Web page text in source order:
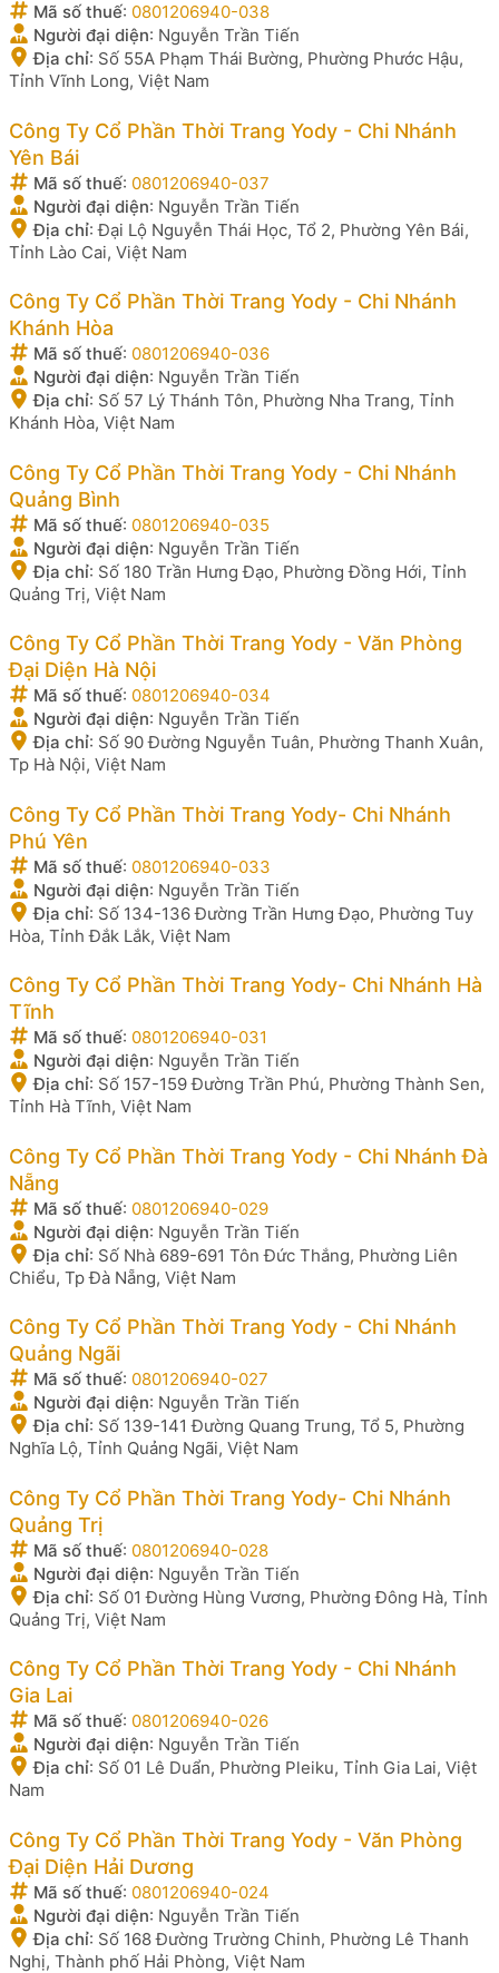
Mã số thuế: 0801206940-038
Người đại diện: Nguyễn Trần Tiến
Địa chỉ: Số 55A Phạm Thái Bường, Phường Phước Hậu,
Tỉnh Vĩnh Long, Việt Nam
Công Ty Cổ Phần Thời Trang Yody - Chi Nhánh
Yên Bái
Mã số thuế: 0801206940-037
Người đại diện: Nguyễn Trần Tiến
Địa chỉ:Đại Lộ Nguyễn Thái Học, Tổ 2, Phường Yên Bái,
Tỉnh Lào Cai, Việt Nam
Công Ty Cổ Phần Thời Trang Yody - Chi Nhánh
Khánh Hòa
Mã số thuế: 0801206940-036
Người đại diện: Nguyễn Trần Tiến
Địa chỉ: Số 57 Lý Thánh Tôn, Phường Nha Trang, Tỉnh
Khánh Hòa, Việt Nam
Công Ty Cổ Phần Thời Trang Yody - Chi Nhánh
Quảng Bình
Mã số thuế: 0801206940-035
Người đại diện: Nguyễn Trần Tiến
Địa chỉ: Số 180 Trần Hưng Đạo, Phường Đồng Hới, Tỉnh
Quảng Trị, Việt Nam
Công Ty Cổ Phần Thời Trang Yody - Văn Phòng
Đại Diện Hà Nội
Mã số thuế: 0801206940-034
Người đại diện: Nguyễn Trần Tiến
Địa chỉ: Số 90 Đường Nguyễn Tuân, Phường Thanh Xuân,
Tp Hà Nội, Việt Nam
Công Ty Cổ Phần Thời Trang Yody- Chi Nhánh
Phú Yên
Mã số thuế: 0801206940-033
Người đại diện: Nguyễn Trần Tiến
Địa chỉ: Số 134-136 Đường Trần Hưng Đạo, Phường Tuy
Hòa, Tỉnh Đắk Lắk, Việt Nam
Công Ty Cổ Phần Thời Trang Yody- Chi Nhánh Hà
Tĩnh
Mã số thuế: 0801206940-031
Người đại diện: Nguyễn Trần Tiến
Địa chỉ: Số 157-159 Đường Trần Phú, Phường Thành Sen,
Tỉnh Hà Tĩnh, Việt Nam
Công Ty Cổ Phần Thời Trang Yody - Chi Nhánh Đà
Nẵng
Mã số thuế: 0801206940-029
Người đại diện: Nguyễn Trần Tiến
Địa chỉ: Số Nhà 689-691 Tôn Đức Thắng, Phường Liên
Chiểu, Tp Đà Nẵng, Việt Nam
Công Ty Cổ Phần Thời Trang Yody - Chi Nhánh
Quảng Ngãi
Mã số thuế: 0801206940-027
Người đại diện: Nguyễn Trần Tiến
Địa chỉ: Số 139-141 Đường Quang Trung, Tổ 5, Phường
Nghĩa Lộ, Tỉnh Quảng Ngãi, Việt Nam
Công Ty Cổ Phần Thời Trang Yody- Chi Nhánh
Quảng Trị
Mã số thuế: 0801206940-028
Người đại diện: Nguyễn Trần Tiến
Địa chỉ: Số 01 Đường Hùng Vương, Phường Đông Hà, Tỉnh
Quảng Trị, Việt Nam
Công Ty Cổ Phần Thời Trang Yody - Chi Nhánh
Gia Lai
Mã số thuế: 0801206940-026
Người đại diện: Nguyễn Trần Tiến
Địa chỉ: Số 01 Lê Duẩn, Phường Pleiku, Tỉnh Gia Lai, Việt
Nam
Công Ty Cổ Phần Thời Trang Yody - Văn Phòng
Đại Diện Hải Dương
Mã số thuế: 0801206940-024
Người đại diện: Nguyễn Trần Tiến
Địa chỉ: Số 168 Đường Trường Chinh, Phường Lê Thanh
Nghị, Thành phố Hải Phòng, Việt Nam